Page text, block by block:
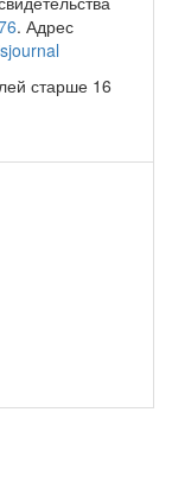
. Адрес
старше 16